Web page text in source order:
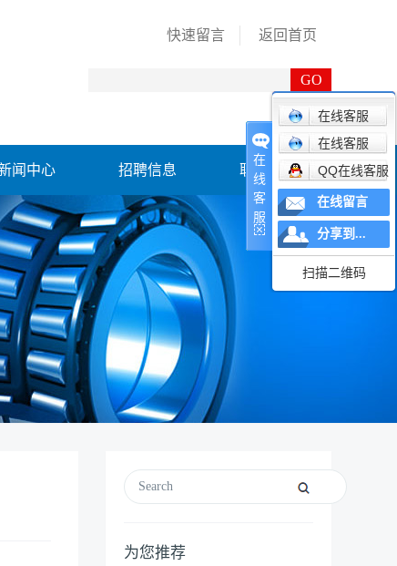
快速留言 返回首页
闻中心
公司动态
业资讯
承百科
招聘信息 联系我们
为您推荐
在
线
客
服
在线客服
在线客服
QQ在线客服
在线留言
分享到...
扫描二维码